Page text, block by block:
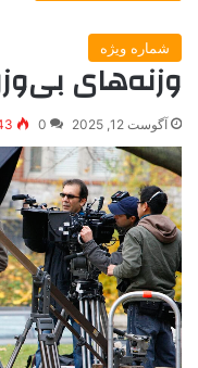
شماره ویژه
وزنه‌های
آگوست 12, 2025 0